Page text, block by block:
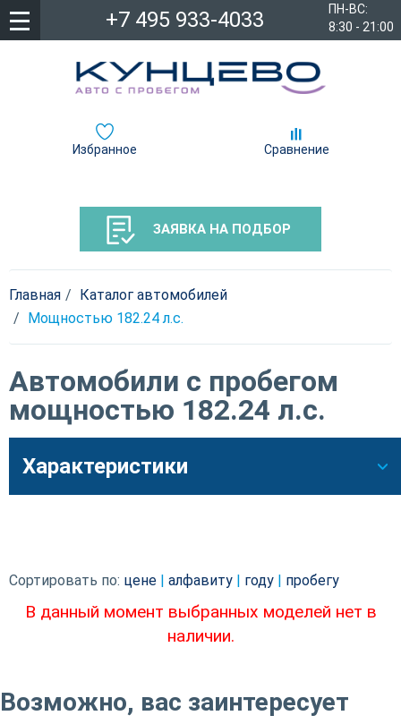
ПН-ВС:
8:30 - 21:00
+7 495 933-4033
Избранное Сравнение
ЗАЯВКА НА ПОДБОР
Главная
Каталог автомобилей
Мощностью 182.24 л.c.
Автомобили с пробегом
мощностью 182.24 л.c.
Характеристики
Сортировать по: цене алфавиту году пробегу
В данный момент выбранных моделей нет в
наличии.
Возможно, вас заинтересует